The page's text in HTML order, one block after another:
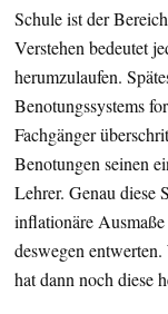
Schule ist der
Verstehen bedeutet
herumzulaufen.
Benotungssystems
Fachgänger
Benotungen seinen
Lehrer. Genau diese
inflationäre
deswegen
hat dann noch diese